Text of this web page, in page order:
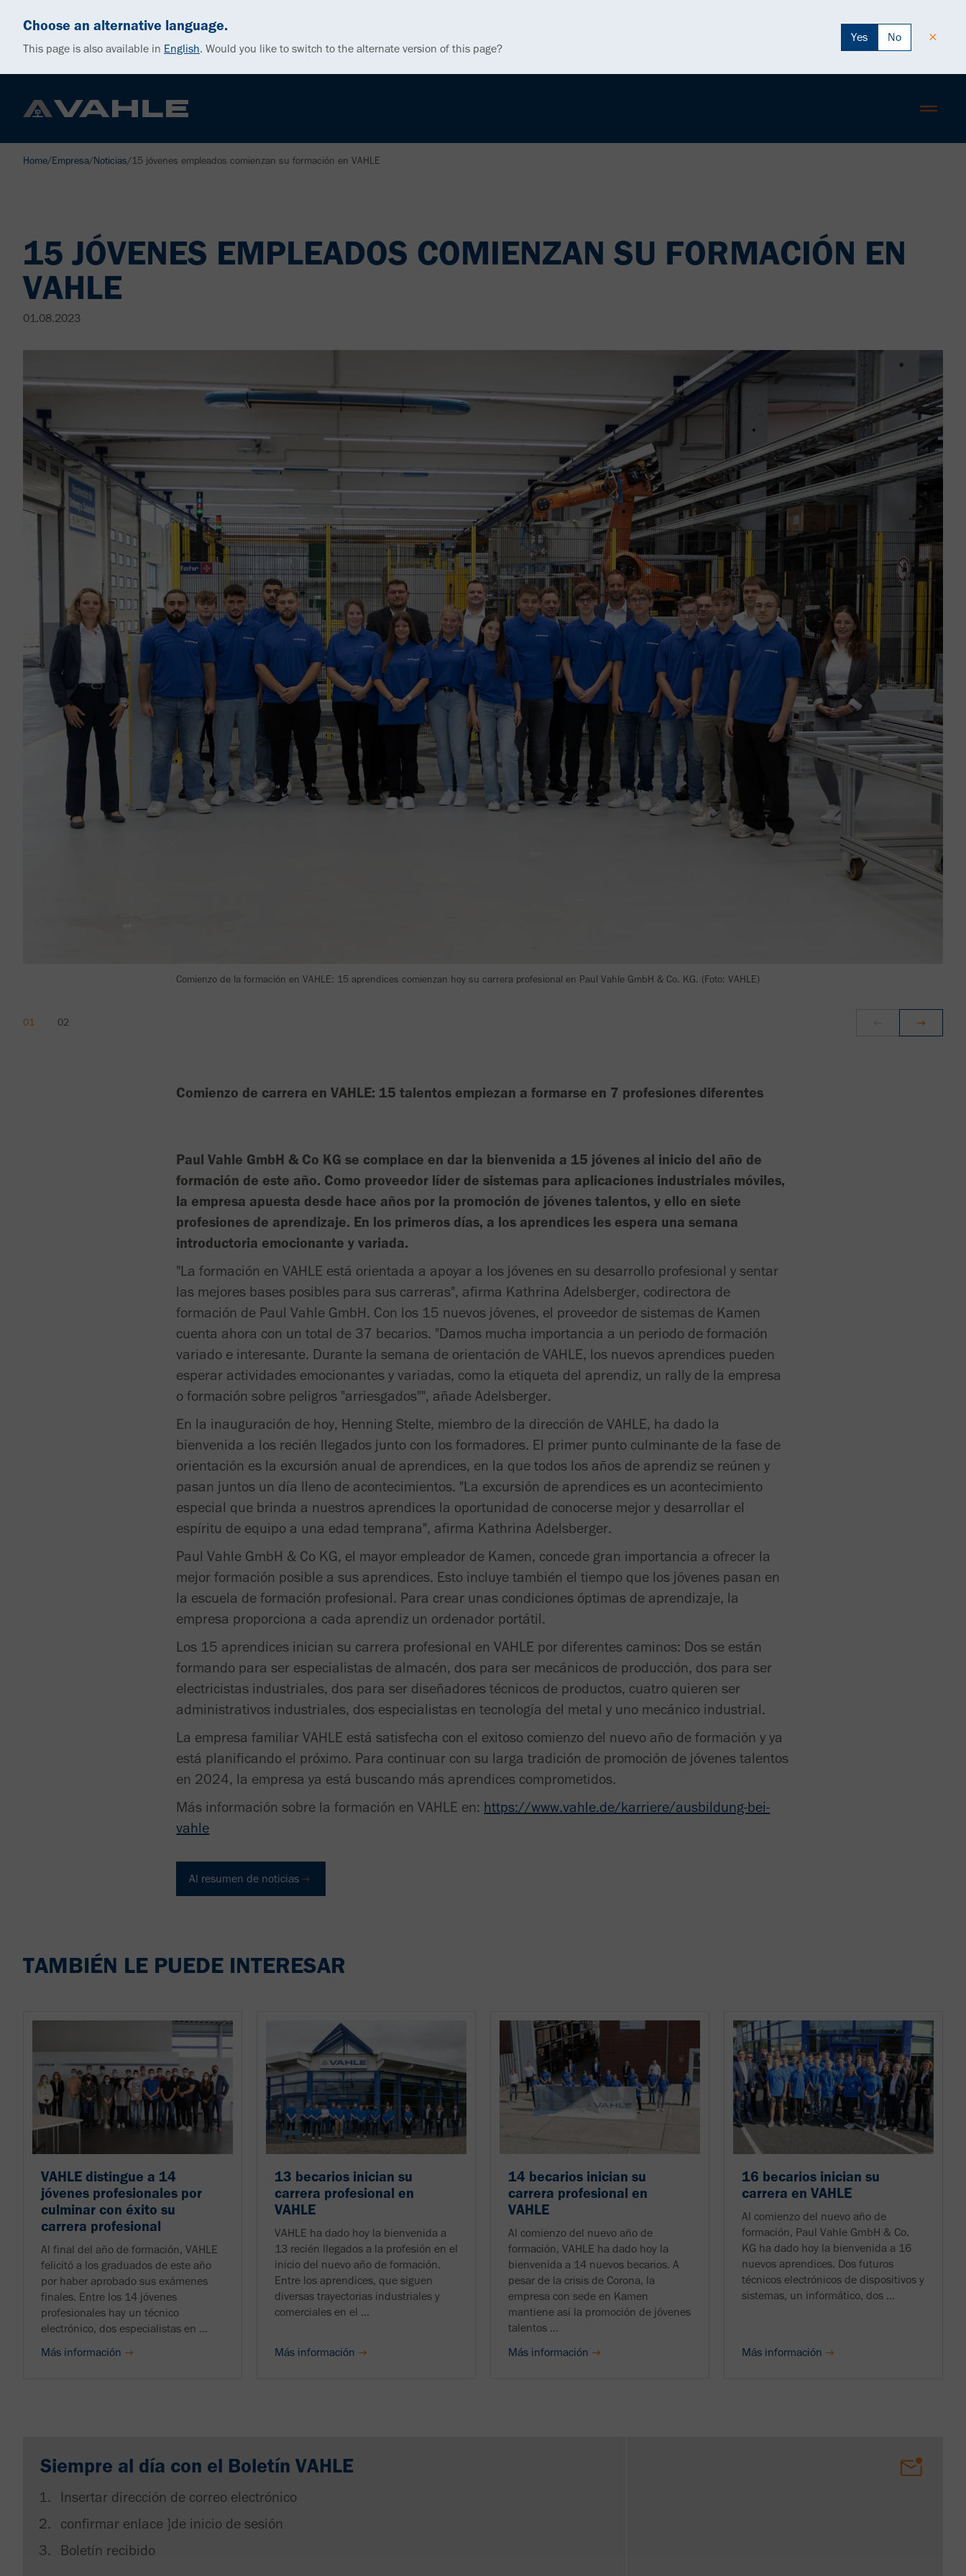
Choose an alternative language.
This page is also available in English. Would you like to switch to the alternate version of this page?
Yes No
Home/Empresa/Noticias/15 jóvenes empleados comienzan su formación en VAHLE
15 JÓVENES EMPLEADOS COMIENZAN SU FORMACIÓN EN
VAHLE
01.08.2023
Comienzo de la formación en VAHLE: 15 aprendices comienzan hoy su carrera profesional en Paul Vahle GmbH & Co. KG. (Foto: VAHLE)
Comienzo de carrera en VAHLE: 15 talentos empiezan a formarse en 7 profesiones diferentes
Paul Vahle GmbH & Co KG se complace en dar la bienvenida a 15 jóvenes al inicio del año de
formación de este año. Como proveedor líder de sistemas para aplicaciones industriales móviles,
la empresa apuesta desde hace años por la promoción de jóvenes talentos, y ello en siete
profesiones de aprendizaje. En los primeros días, a los aprendices les espera una semana
introductoria emocionante y variada.
"La formación en VAHLE está orientada a apoyar a los jóvenes en su desarrollo profesional y sentar
las mejores bases posibles para sus carreras", afirma Kathrina Adelsberger, codirectora de
formación de Paul Vahle GmbH. Con los 15 nuevos jóvenes, el proveedor de sistemas de Kamen
cuenta ahora con un total de 37 becarios. "Damos mucha importancia a un periodo de formación
variado e interesante. Durante la semana de orientación de VAHLE, los nuevos aprendices pueden
esperar actividades emocionantes y variadas, como la etiqueta del aprendiz, un rally de la empresa
o formación sobre peligros "arriesgados"", añade Adelsberger.
En la inauguración de hoy, Henning Stelte, miembro de la dirección de VAHLE, ha dado la
bienvenida a los recién llegados junto con los formadores. El primer punto culminante de la fase de
orientación es la excursión anual de aprendices, en la que todos los años de aprendiz se reúnen y
pasan juntos un día lleno de acontecimientos. "La excursión de aprendices es un acontecimiento
especial que brinda a nuestros aprendices la oportunidad de conocerse mejor y desarrollar el
espíritu de equipo a una edad temprana", afirma Kathrina Adelsberger.
Paul Vahle GmbH & Co KG, el mayor empleador de Kamen, concede gran importancia a ofrecer la
mejor formación posible a sus aprendices. Esto incluye también el tiempo que los jóvenes pasan en
la escuela de formación profesional. Para crear unas condiciones óptimas de aprendizaje, la
empresa proporciona a cada aprendiz un ordenador portátil.
Los 15 aprendices inician su carrera profesional en VAHLE por diferentes caminos: Dos se están
formando para ser especialistas de almacén, dos para ser mecánicos de producción, dos para ser
electricistas industriales, dos para ser diseñadores técnicos de productos, cuatro quieren ser
administrativos industriales, dos especialistas en tecnología del metal y uno mecánico industrial.
La empresa familiar VAHLE está satisfecha con el exitoso comienzo del nuevo año de formación y ya
está planificando el próximo. Para continuar con su larga tradición de promoción de jóvenes talentos
en 2024, la empresa ya está buscando más aprendices comprometidos.
Más información sobre la formación en VAHLE en: https://www.vahle.de/karriere/ausbildung-bei-
vahle
Al resumen de noticias
TAMBIÉN LE PUEDE INTERESAR
VAHLE distingue a 14
jóvenes profesionales por
culminar con éxito su
carrera profesional
Al final del año de formación, VAHLE
felicitó a los graduados de este año
por haber aprobado sus exámenes
finales. Entre los 14 jóvenes
profesionales hay un técnico
electrónico, dos especialistas en ...
Más información
13 becarios inician su
carrera profesional en
VAHLE
VAHLE ha dado hoy la bienvenida a
13 recién llegados a la profesión en el
inicio del nuevo año de formación.
Entre los aprendices, que siguen
diversas trayectorias industriales y
comerciales en el ...
Más información
14 becarios inician su
carrera profesional en
VAHLE
Al comienzo del nuevo año de
formación, VAHLE ha dado hoy la
bienvenida a 14 nuevos becarios. A
pesar de la crisis de Corona, la
empresa con sede en Kamen
mantiene así la promoción de jóvenes
talentos ...
Más información
16 becarios inician su
carrera en VAHLE
Al comienzo del nuevo año de
formación, Paul Vahle GmbH & Co.
KG ha dado hoy la bienvenida a 16
nuevos aprendices. Dos futuros
técnicos electrónicos de dispositivos y
sistemas, un informático, dos ...
Más información
Siempre al día con el Boletín VAHLE
Insertar dirección de correo electrónico
confirmar enlace ]de inicio de sesión
Boletín recibido